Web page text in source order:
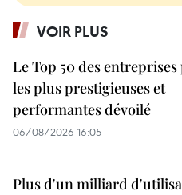
VOIR PLUS
Le Top 50 des
les plus prestigieuses et
performantes dévoilé
06/08/2026 16:05
Plus d'un milliard